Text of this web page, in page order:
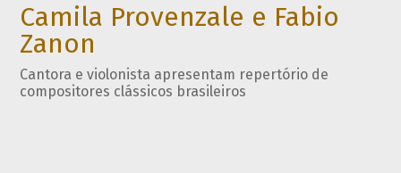
Camila Provenzale e Fabio
Zanon
Cantora e violonista apresentam repertório de
compositores clássicos brasileiros